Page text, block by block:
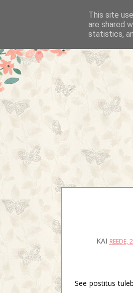
KAI REEDE,
See postitus
This site
are shared
statistics,